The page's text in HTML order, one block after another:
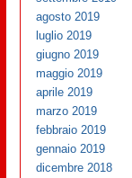
agosto 2019
luglio 2019
giugno 2019
maggio 2019
aprile 2019
marzo 2019
febbraio 2019
gennaio 2019
dicembre 2018